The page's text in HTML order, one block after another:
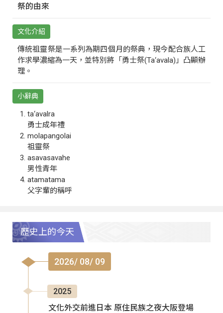
祭的由來
文化介紹
傳統祖靈祭是一系列為期四個月的祭典，現今配合族人工
作求學濃縮為一天，並特別將「勇士祭(Ta‘avala)」凸顯辦
理。
小辭典
ta‘avalra
勇士成年禮
molapangolai
祖靈祭
asavasavahe
男性青年
atamatama
父字輩的稱呼
歷史上的今天
2026/ 08/ 09
2025
文化外交前進日本 原住民族之夜大阪登場